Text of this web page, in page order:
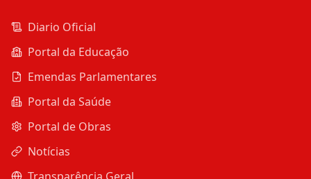
Diario Oficial
Portal da Educação
Emendas Parlamentares
Portal da Saúde
Portal de Obras
Notícias